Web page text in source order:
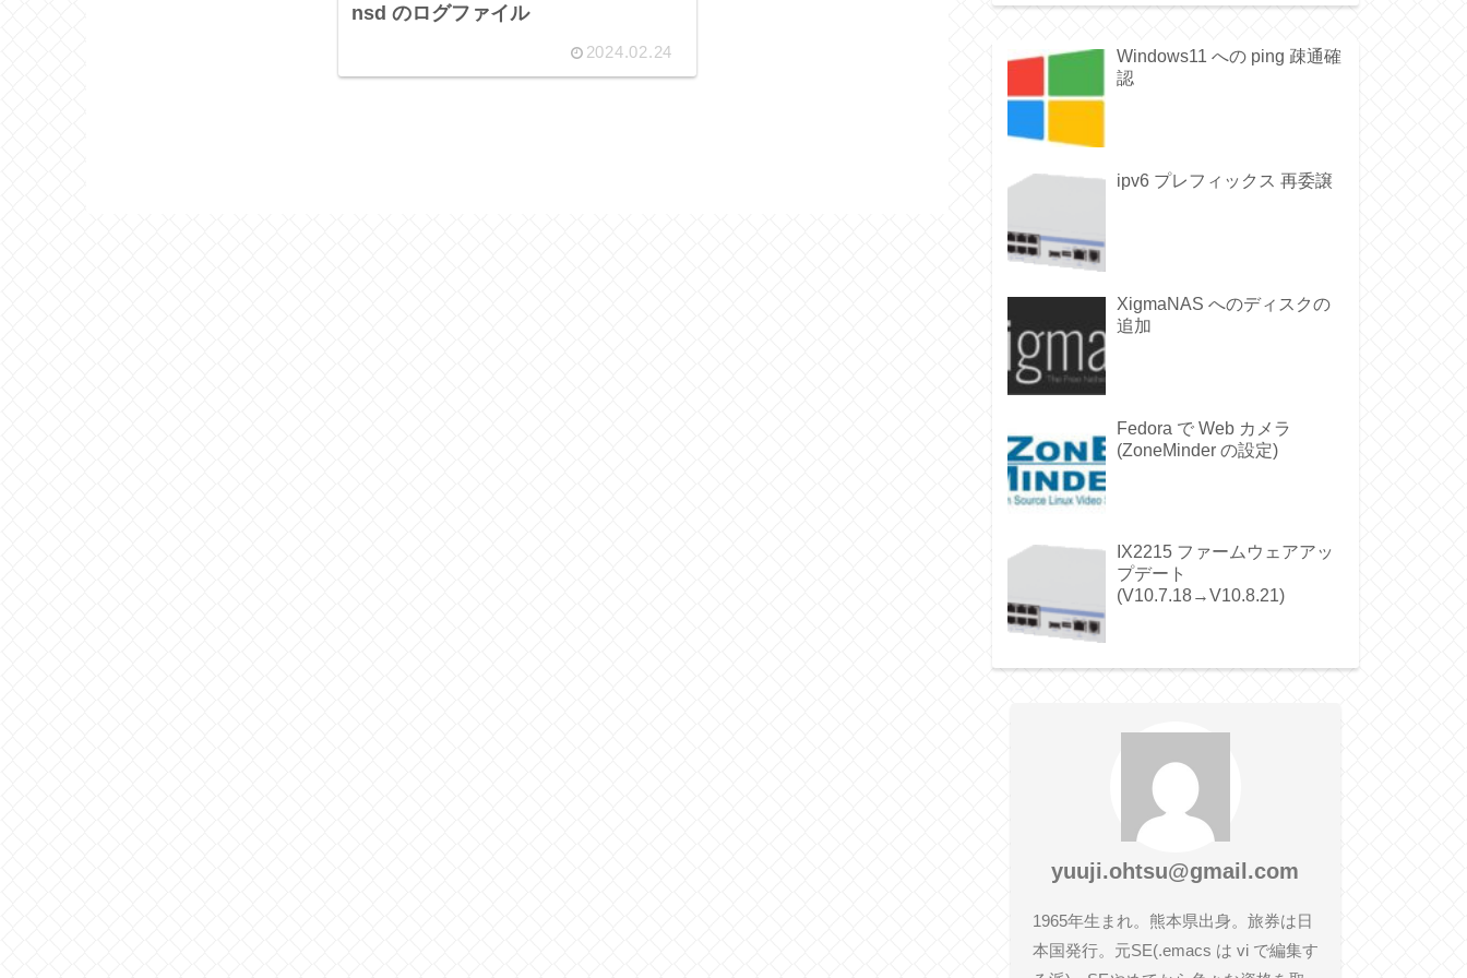
nsd のログファイル
2024.02.24
Windows11 への ping 疎通確
認
ipv6 プレフィックス 再委譲
XigmaNAS へのディスクの
追加
Fedora で Web カメラ
(ZoneMinder の設定)
IX2215 ファームウェアアッ
プデート
(V10.7.18→V10.8.21)
yuuji.ohtsu@gmail.com
1965年生まれ。熊本県出身。旅券は日
本国発行。元SE(.emacs は vi で編集す